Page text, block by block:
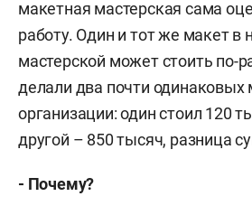
макетная мастерская сама
работу. Один и тот же макет в
мастерской может стоить по-
делали два почти одинаковых
организации: один стоил 120
другой – 850 тысяч, разница
- Почему?